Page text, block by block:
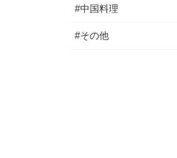
#中国料理
#その他